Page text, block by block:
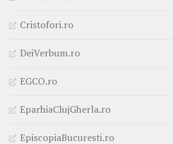
Cristofori.ro
DeiVerbum.ro
EGCO.ro
EparhiaClujGherla.ro
EpiscopiaBucuresti.ro